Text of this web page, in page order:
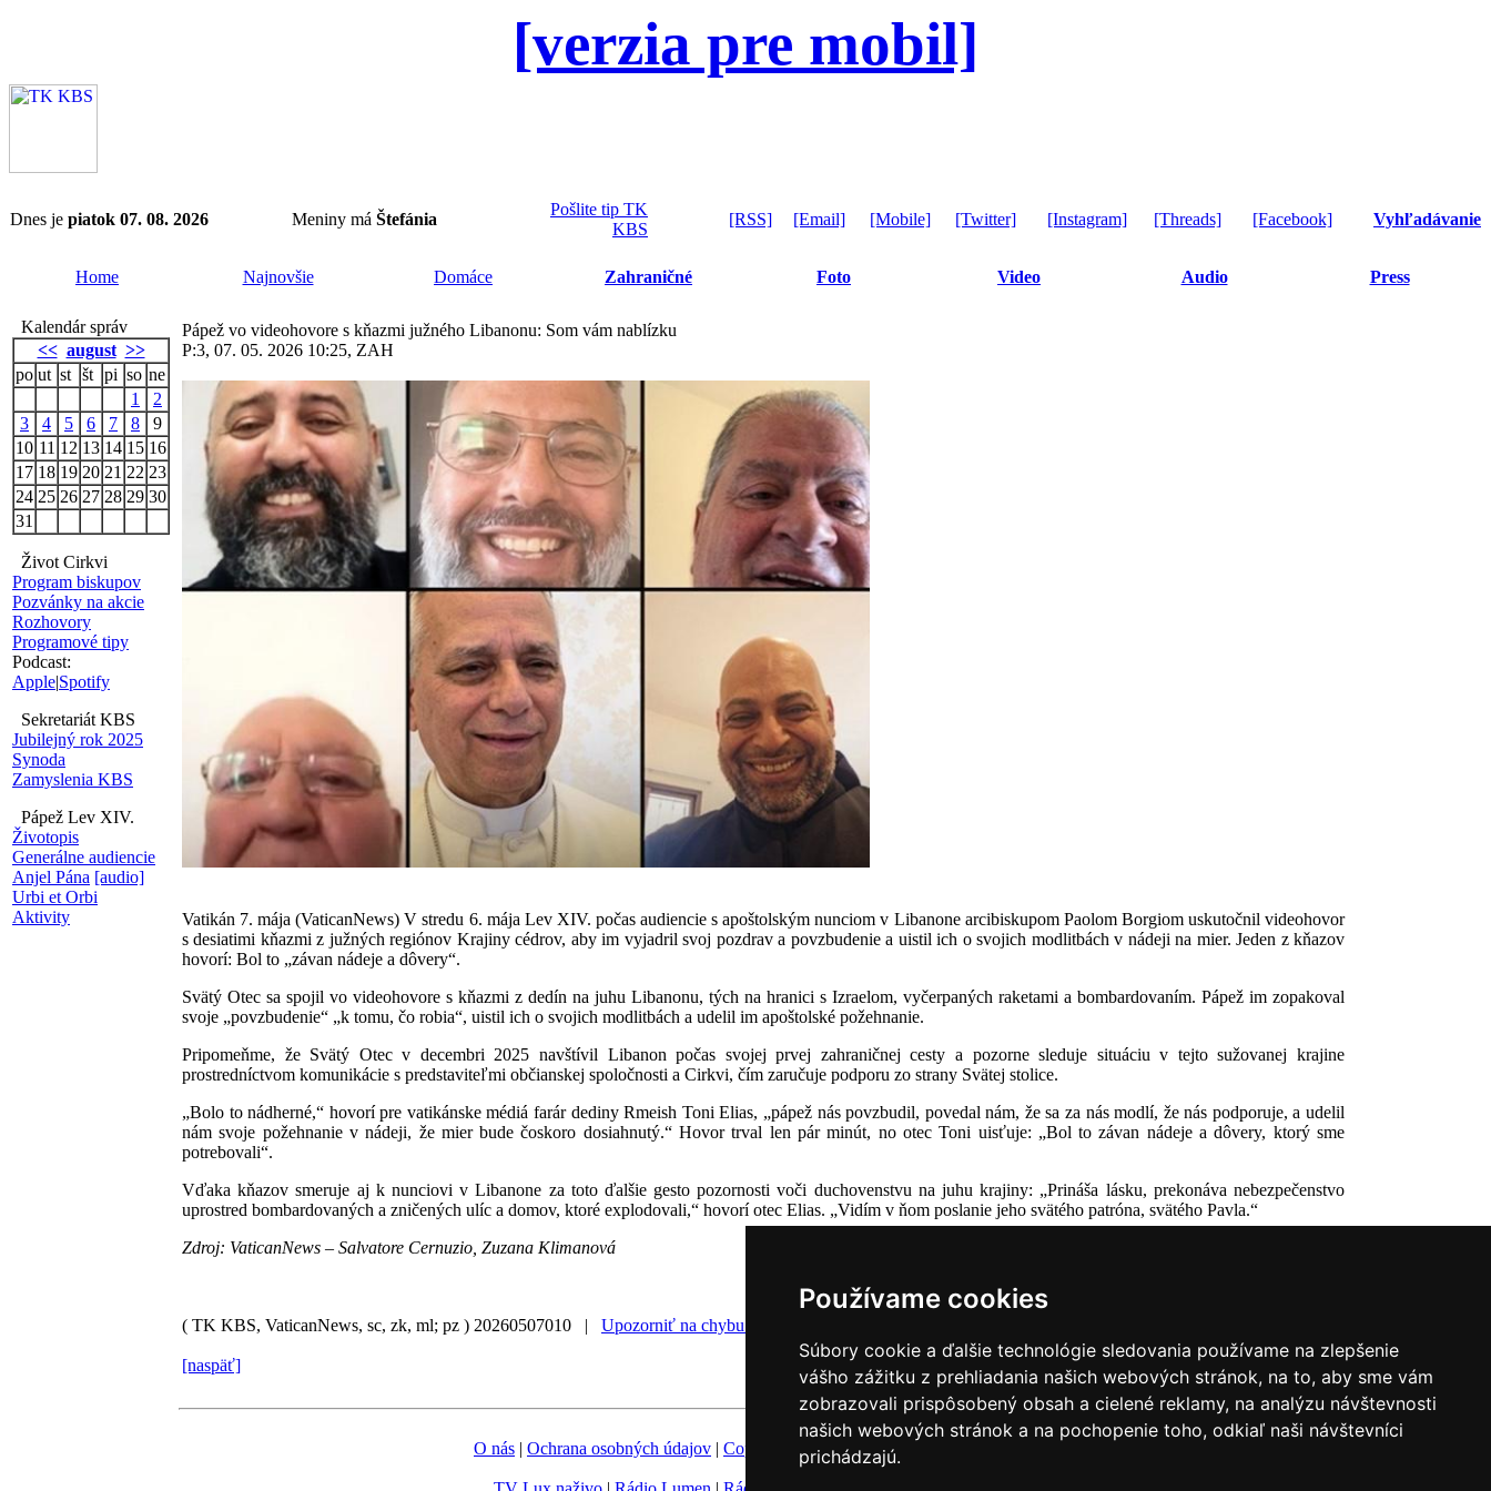
Používame cookies
Súbory cookie a ďalšie technológie sledovania používame na zlepšenie
vášho zážitku z prehliadania našich webových stránok, na to, aby sme vám
zobrazovali prispôsobený obsah a cielené reklamy, na analýzu návštevnosti
našich webových stránok a na pochopenie toho, odkiaľ naši návštevníci
prichádzajú.
[verzia pre mobil]
Dnes je piatok 07. 08. 2026 Meniny má Štefánia
Pošlite tip TK
KBS
[RSS] [Email] [Mobile] [Twitter] [Instagram] [Threads] [Facebook] Vyhľadávanie
Home Najnovšie Domáce Zahraničné Foto Video Audio Press
Kalendár správ
<< august >>
po ut st št pi so ne
1
2
3
4 5 6 7 8
9
10 11 12 13 14 15 16
17 18 19 20 21 22 23
24 25 26 27 28 29 30
31
Život Cirkvi
Program biskupov
Pozvánky na akcie
Rozhovory
Programové tipy
Podcast:
Apple|Spotify
Sekretariát KBS
Jubilejný rok 2025
Synoda
Zamyslenia KBS
Pápež Lev XIV.
Životopis
Generálne audiencie
Anjel Pána [audio]
Urbi et Orbi
Aktivity
Pápež vo videohovore s kňazmi južného Libanonu: Som vám nablízku
P:3, 07. 05. 2026 10:25, ZAH
Vatikán 7. mája (VaticanNews) V stredu 6. mája Lev XIV. počas audiencie s apoštolským nunciom v Libanone arcibiskupom Paolom Borgiom uskutočnil videohovor
s desiatimi kňazmi z južných regiónov Krajiny cédrov, aby im vyjadril svoj pozdrav a povzbudenie a uistil ich o svojich modlitbách v nádeji na mier. Jeden z kňazov
hovorí: Bol to „závan nádeje a dôvery“.
Svätý Otec sa spojil vo videohovore s kňazmi z dedín na juhu Libanonu, tých na hranici s Izraelom, vyčerpaných raketami a bombardovaním. Pápež im zopakoval
svoje „povzbudenie“ „k tomu, čo robia“, uistil ich o svojich modlitbách a udelil im apoštolské požehnanie.
Pripomeňme, že Svätý Otec v decembri 2025 navštívil Libanon počas svojej prvej zahraničnej cesty a pozorne sleduje situáciu v tejto sužovanej krajine
prostredníctvom komunikácie s predstaviteľmi občianskej spoločnosti a Cirkvi, čím zaručuje podporu zo strany Svätej stolice.
„Bolo to nádherné,“ hovorí pre vatikánske médiá farár dediny Rmeish Toni Elias, „pápež nás povzbudil, povedal nám, že sa za nás modlí, že nás podporuje, a udelil
nám svoje požehnanie v nádeji, že mier bude čoskoro dosiahnutý.“ Hovor trval len pár minút, no otec Toni uisťuje: „Bol to závan nádeje a dôvery, ktorý sme
potrebovali“.
Vďaka kňazov smeruje aj k nunciovi v Libanone za toto ďalšie gesto pozornosti voči duchovenstvu na juhu krajiny: „Prináša lásku, prekonáva nebezpečenstvo
uprostred bombardovaných a zničených ulíc a domov, ktoré explodovali,“ hovorí otec Elias. „Vidím v ňom poslanie jeho svätého patróna, svätého Pavla.“
Zdroj: VaticanNews – Salvatore Cernuzio, Zuzana Klimanová
( TK KBS, VaticanNews, sc, zk, ml; pz ) 20260507010 | Upozorniť na chybu v správe
[naspäť]
O nás | Ochrana osobných údajov | Copyright Fotobanka |Hovorca KBS